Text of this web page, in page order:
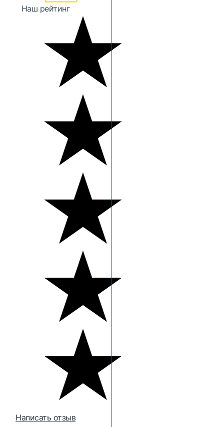
Наш рейтинг
Написать отзыв